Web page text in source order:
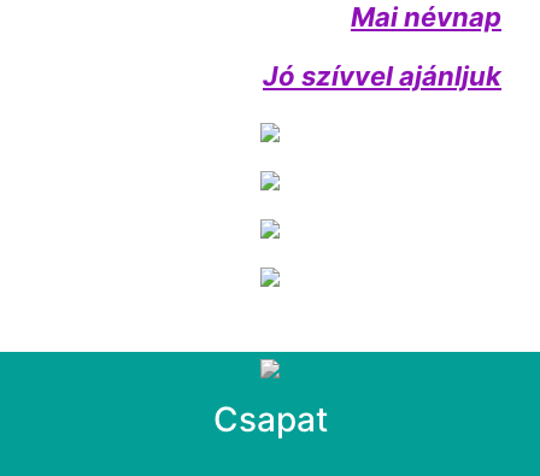
Mai névnap
Jó szívvel ajánljuk
Csapat